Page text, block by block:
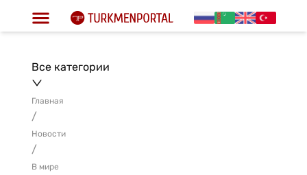
Все категории
Главная
/
Новости
/
В мире